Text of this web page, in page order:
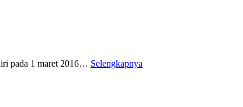
pada 1 maret 2016… Selengkapnya